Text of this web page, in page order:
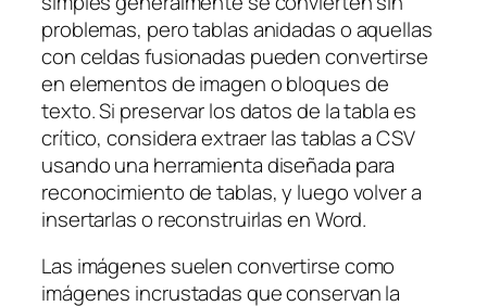
problemas, pero tablas anidadas o aquellas
con celdas fusionadas pueden convertirse
en elementos de imagen o bloques de
texto. Si preservar los datos de la tabla es
crítico, considera extraer las tablas a CSV
usando una herramienta diseñada para
reconocimiento de tablas, y luego volver a
insertarlas o reconstruirlas en Word.
Las imágenes suelen convertirse como
imágenes incrustadas que conservan la